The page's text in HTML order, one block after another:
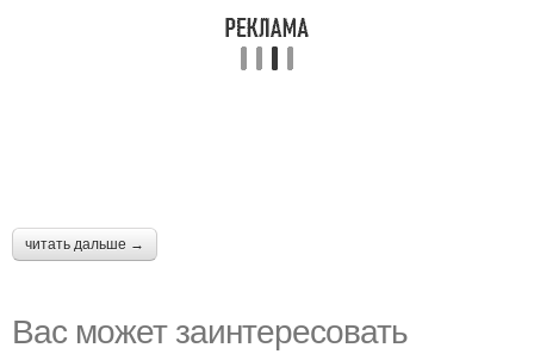
читать дальше →
Вас может заинтересовать